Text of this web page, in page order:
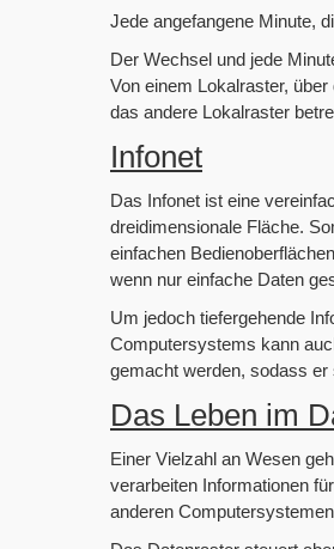
Jede angefangene Minute,
Der Wechsel und jede
Von einem Lokalraster,
das andere Lokalraster
Infonet
Das Infonet ist eine
dreidimensionale Fläche.
einfachen
wenn nur einfache Daten
Um jedoch tiefergehende
Computersystems kann
gemacht werden, sodass
Das Leben im
Einer Vielzahl an Wesen
verarbeiten Informationen
anderen